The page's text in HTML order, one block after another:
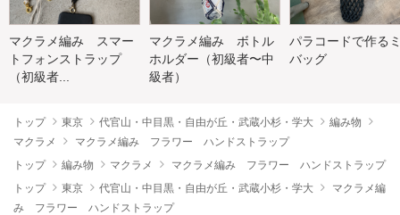
マクラメ編み スマー
トフォンストラップ
（初級者...
マクラメ編み ボトル
ホルダー（初級者〜中
級者）
パラコードで作る
バッグ
トップ 東京 代官山・中目黒・自由が丘・武蔵小杉・学大
編み物
マクラメ
マクラメ編み フラワー ハンドストラップ
トップ
編み物 マクラメ
マクラメ編み フラワー ハンドストラップ
トップ
東京 代官山・中目黒・自由が丘・武蔵小杉・学大
マクラメ編
み フラワー ハンドストラップ